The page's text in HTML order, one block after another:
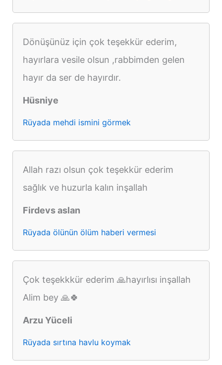
Dönüşünüz için çok teşekkür ederim,
hayırlara vesile olsun ,rabbimden gelen
hayır da ser de hayırdır.
Hüsniye
Rüyada mehdi ismini görmek
Allah razı olsun çok teşekkür ederim
sağlık ve huzurla kalın inşallah
Firdevs aslan
Rüyada ölünün ölüm haberi vermesi
Çok teşekkkür ederim 🙏hayırlısı inşallah
Alim bey 🙏🍀
Arzu Yüceli
Rüyada sırtına havlu koymak